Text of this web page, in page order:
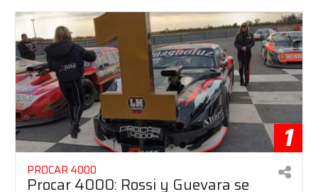
1
PROCAR 4000
Procar 4000: Rossi y Guevara se